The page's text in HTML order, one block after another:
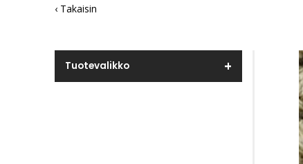
‹ Takaisin
Tuotevalikko